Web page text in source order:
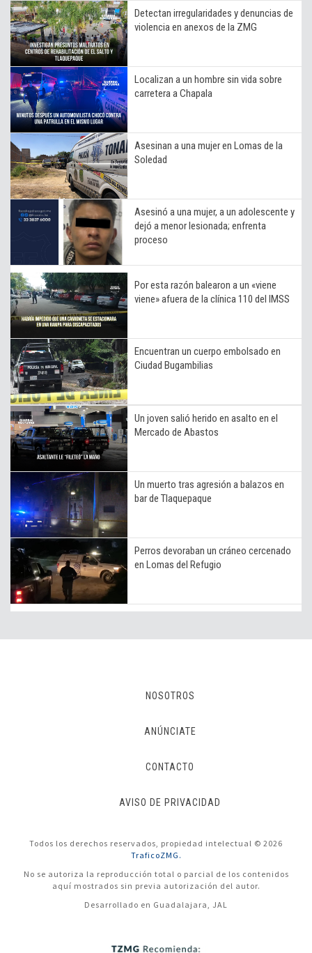
Detectan irregularidades y denuncias de
violencia en anexos de la ZMG
Localizan a un hombre sin vida sobre
carretera a Chapala
Asesinan a una mujer en Lomas de la
Soledad
Asesinó a una mujer, a un adolescente y
dejó a menor lesionada; enfrenta
proceso
Por esta razón balearon a un «viene
viene» afuera de la clínica 110 del IMSS
Encuentran un cuerpo embolsado en
Ciudad Bugambilias
Un joven salió herido en asalto en el
Mercado de Abastos
Un muerto tras agresión a balazos en
bar de Tlaquepaque
Perros devoraban un cráneo cercenado
en Lomas del Refugio
NOSOTROS
ANÚNCIATE
CONTACTO
AVISO DE PRIVACIDAD
Todos los derechos reservados, propiedad intelectual © 2026
TraficoZMG.
No se autoriza la reproducción total o parcial de los contenidos
aquí mostrados sin previa autorización del autor.
Desarrollado en Guadalajara, JAL